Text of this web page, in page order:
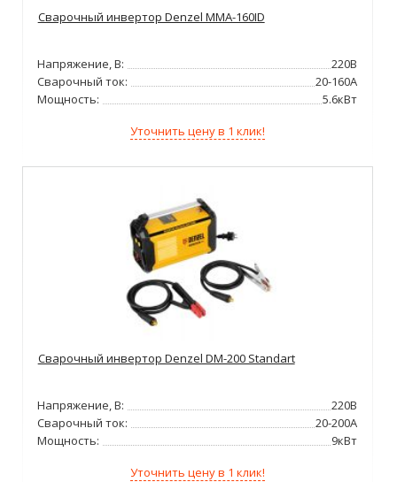
Сварочный инвертор Denzel ММА-160ID
Напряжение, В:
220В
Сварочный ток:
20-160А
Мощность:
5.6кВт
Уточнить цену в 1 клик!
Сварочный инвертор Denzel DM-200 Standart
Напряжение, В:
220В
Сварочный ток:
20-200А
Мощность:
9кВт
Уточнить цену в 1 клик!